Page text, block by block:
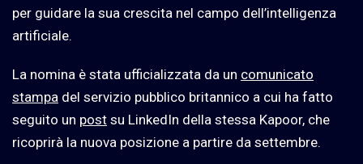
per guidare la sua crescita nel campo dell’intelligenza
artificiale.
La nomina è stata ufficializzata da un comunicato
stampa del servizio pubblico britannico a cui ha fatto
seguito un post su LinkedIn della stessa Kapoor, che
ricoprirà la nuova posizione a partire da settembre.